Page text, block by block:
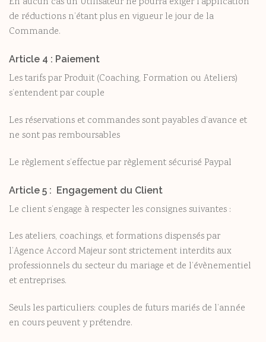
de réductions n’étant plus en vigueur le jour de la
Commande.
Article 4 : Paiement
Les tarifs par Produit (Coaching, Formation ou Ateliers)
s’entendent par couple
Les réservations et commandes sont payables d’avance et
ne sont pas remboursables
Le règlement s’effectue par règlement sécurisé Paypal
Article 5 : Engagement du Client
Le client s’engage à respecter les consignes suivantes :
Les ateliers, coachings, et formations dispensés par
l’Agence Accord Majeur sont strictement interdits aux
professionnels du secteur du mariage et de l’évènementiel
et entreprises.
Seuls les particuliers: couples de futurs mariés de l’année
en cours peuvent y prétendre.